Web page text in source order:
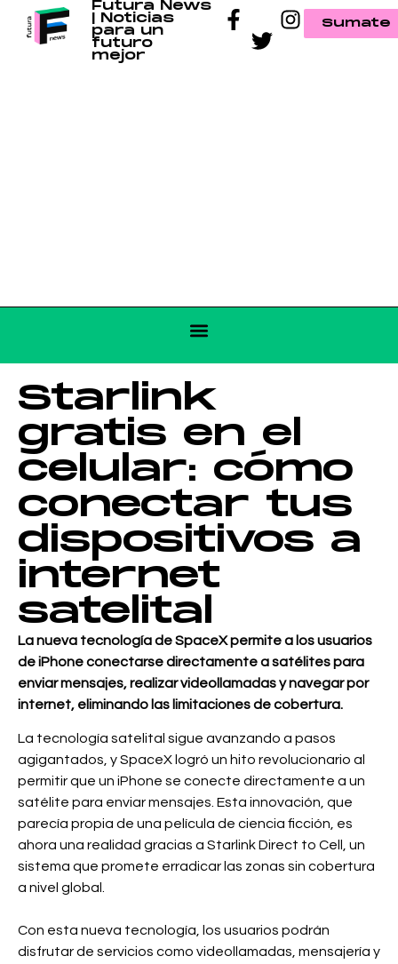
Futura News
| Noticias
para un
futuro
mejor
Sumate
Starlink
gratis en el
celular: cómo
conectar tus
dispositivos a
internet
satelital
La nueva tecnología de SpaceX permite a los usuarios
de iPhone conectarse directamente a satélites para
enviar mensajes, realizar videollamadas y navegar por
internet, eliminando las limitaciones de cobertura.
La tecnología satelital sigue avanzando a pasos
agigantados, y SpaceX logró un hito revolucionario al
permitir que un iPhone se conecte directamente a un
satélite para enviar mensajes. Esta innovación, que
parecía propia de una película de ciencia ficción, es
ahora una realidad gracias a Starlink Direct to Cell, un
sistema que promete erradicar las zonas sin cobertura
a nivel global.
Con esta nueva tecnología, los usuarios podrán
disfrutar de servicios como videollamadas, mensajería y